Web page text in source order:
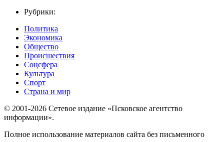
Рубрики:
Политика
Экономика
Общество
Происшествия
Соцсфера
Культура
Спорт
Страна и мир
© 2001-2026 Сетевое издание «Псковское агентство
информации».
Полное использование материалов сайта без письменного